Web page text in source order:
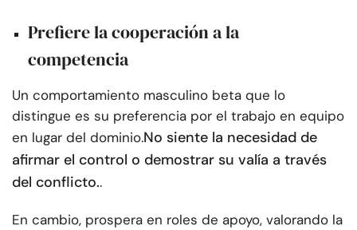
Prefiere la cooperación a la
competencia
Un comportamiento masculino beta que lo
distingue es su preferencia por el trabajo en equipo
en lugar del dominio.No siente la necesidad de
afirmar el control o demostrar su valía a través
del conflicto..
En cambio, prospera en roles de apoyo, valorando la